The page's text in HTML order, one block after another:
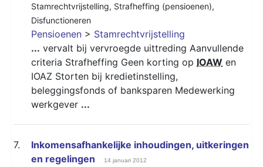
Stamrechtvrijstelling, Strafheffing (pensioenen),
Disfunctioneren
Pensioenen > Stamrechtvrijstelling
... vervalt bij vervroegde uittreding Aanvullende
criteria Strafheffing Geen korting op IOAW en
IOAZ Storten bij kredietinstelling,
beleggingsfonds of banksparen Medewerking
werkgever ...
7.
Inkomensafhankelijke inhoudingen, uitkeringen
en regelingen
14 januari 2012